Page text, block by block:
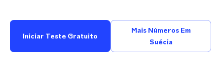
Iniciar Teste Gratuito
Mais Números Em
Suécia